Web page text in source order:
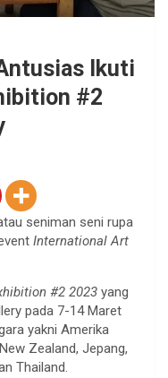
Ikuti
#2
seniman seni rupa
International Art
#2 2023 yang
pada 7-14 Maret
yakni Amerika
Zealand, Jepang,
Thailand.